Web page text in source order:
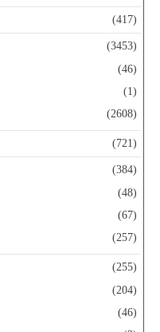
(417)
(3453)
(46)
(1)
(2608)
(721)
(384)
(48)
(67)
(257)
(255)
(204)
(46)